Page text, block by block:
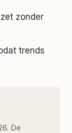
zonder
trends
De